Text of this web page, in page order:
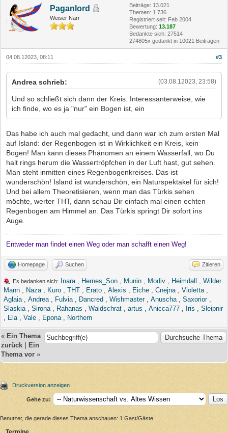
Paganlord
Weiser Narr
Beiträge: 13.021
Themen: 1.736
Registriert seit: Feb 2004
Bewertung: 13.187
Bedankte sich: 27514
274805x gedankt in 10021 Beiträgen
#3
04.08.12023, 08:11
(03.08.12023, 23:58)
Andrea schrieb:
Und so schließt sich dann der Kreis. Interessanterweise, wie
ich finde, wo es ja "nur" ein Bogen ist, ein
Das habe ich auch mal gedacht, und dann war ich zum ersten Mal
auf Island: der Regenbogen ist in Wirklichkeit ein Kreis, kein
Bogen! Man kann dieses Phänomen an einem Wasserfall, wo Du
halt rings herum die Wassertröpfchen in der Luft hast, gut sehen.
Man steht inmitten eines Regenbogenkreises. Das ist
wunderschön! Island ist wunderschön, ein Naturspektakel für sich!
Und bei allem Theoretisieren, wenn man das Türkis sehen
möchte, werter THT, dann schau Dir einfach mal einen echten
Regenbogen am Himmel an. Das Türkis springt Dir sofort ins
Auge.
Entweder man findet einen Weg oder man schafft einen Weg!
Homepage Suchen Zitieren
Es bedanken sich: Inara Hernes_Son Munin Modiv Heimdall
Wilder
Mann
Naza Kuro THT Erato Alexis Eiche Cnejna Violetta
Aglaia
Andrea Fulvia Dancred Wishmaster, Anuscha Saxorior,
Slaskia
Sirona Rahanas Waldschrat artus Anicca777 Iris
Sleipnir
Ela Vale Epona Northern
« Ein Thema
zurück
Ein
Thema vor »
Druckversion anzeigen
Gehe zu:
Benutzer, die gerade dieses Thema anschauen: 1 Gast/Gäste